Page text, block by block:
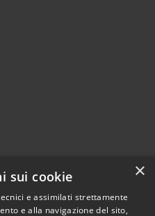
Copyright © 2024 •
×
sui cookie
e assimilati strettamente
e alla navigazione del sito,